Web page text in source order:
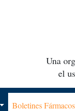
Una
el
Boletines Fármacos